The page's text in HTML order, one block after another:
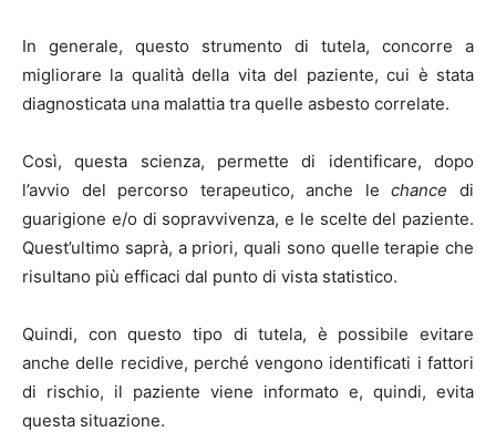
In generale, questo strumento di tutela, concorre a
migliorare la qualità della vita del paziente, cui è stata
diagnosticata una malattia tra quelle asbesto correlate.
Così, questa scienza, permette di identificare, dopo
l’avvio del percorso terapeutico, anche lechancedi
guarigione e/o di sopravvivenza, e le scelte del paziente.
Quest’ultimo saprà, a priori, quali sono quelle terapie che
risultano più efficaci dal punto di vista statistico.
Quindi, con questo tipo di tutela, è possibile evitare
anche delle recidive, perché vengono identificati i fattori
di rischio, il paziente viene informato e, quindi, evita
questa situazione.